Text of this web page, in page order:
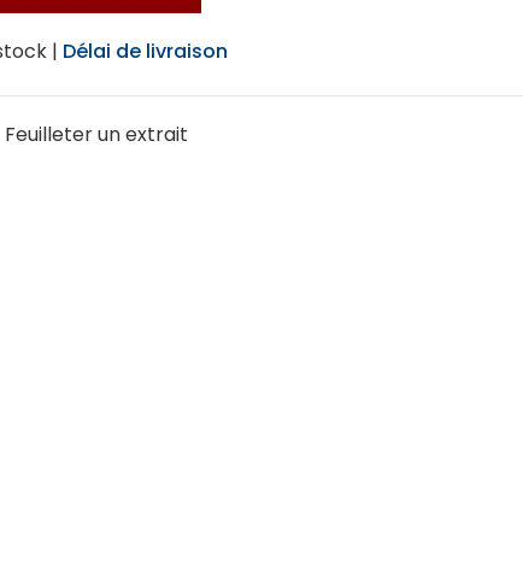
| Délai de livraison
Feuilleter un extrait